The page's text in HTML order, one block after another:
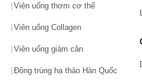
Viên uống thơm cơ thể
Viên uống Collagen
Viên uống giảm cân
Đông trùng hạ thảo Hàn Quốc